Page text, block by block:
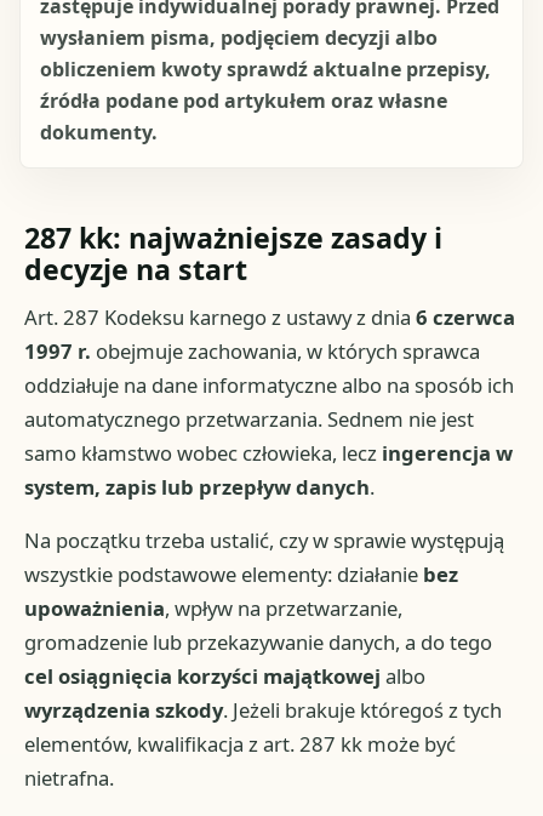
zastępuje indywidualnej porady prawnej. Przed
wysłaniem pisma, podjęciem decyzji albo
obliczeniem kwoty sprawdź aktualne przepisy,
źródła podane pod artykułem oraz własne
dokumenty.
287 kk: najważniejsze zasady i
decyzje na start
Art. 287 Kodeksu karnego z ustawy z dnia6 czerwca
1997 r. obejmuje zachowania, w których sprawca
oddziałuje na dane informatyczne albo na sposób ich
automatycznego przetwarzania. Sednem nie jest
samo kłamstwo wobec człowieka, lecz ingerencja w
system, zapis lub przepływ danych.
Na początku trzeba ustalić, czy w sprawie występują
wszystkie podstawowe elementy: działanie bez
upoważnienia, wpływ na przetwarzanie,
gromadzenie lub przekazywanie danych, a do tego
cel osiągnięcia korzyści majątkowej albo
wyrządzenia szkody. Jeżeli brakuje któregoś z tych
elementów, kwalifikacja z art. 287 kk może być
nietrafna.